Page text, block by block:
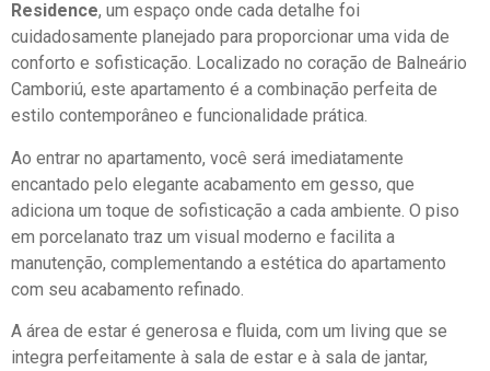
Residence, um espaço onde cada detalhe foi
cuidadosamente planejado para proporcionar uma vida de
conforto e sofisticação. Localizado no coração de Balneário
Camboriú, este apartamento é a combinação perfeita de
estilo contemporâneo e funcionalidade prática.
Ao entrar no apartamento, você será imediatamente
encantado pelo elegante acabamento em gesso, que
adiciona um toque de sofisticação a cada ambiente. O piso
em porcelanato traz um visual moderno e facilita a
manutenção, complementando a estética do apartamento
com seu acabamento refinado.
A área de estar é generosa e fluida, com um living que se
integra perfeitamente à sala de estar e à sala de jantar,